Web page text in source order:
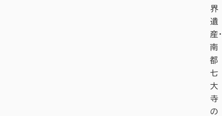
界
遺
産・
南
都
七
大
寺
の